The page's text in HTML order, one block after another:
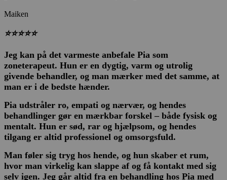
Maiken
⭐⭐⭐⭐⭐
Jeg kan på det varmeste anbefale Pia som
zoneterapeut. Hun er en dygtig, varm og utrolig
givende behandler, og man mærker med det samme, at
man er i de bedste hænder.
Pia udstråler ro, empati og nærvær, og hendes
behandlinger gør en mærkbar forskel – både fysisk og
mentalt. Hun er sød, rar og hjælpsom, og hendes
tilgang er altid professionel og omsorgsfuld.
Man føler sig tryg hos hende, og hun skaber et rum,
hvor man virkelig kan slappe af og få kontakt med sig
selv igen. Jeg går altid fra en behandling hos Pia med